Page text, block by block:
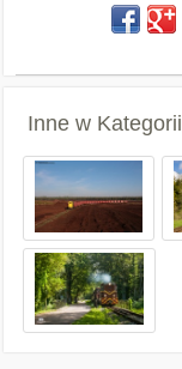
Inne w Kategorii